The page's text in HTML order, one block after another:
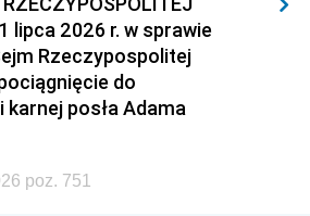
lipca 2026 r. w sprawie
Rzeczypospolitej
do
posła Adama
poz. 751